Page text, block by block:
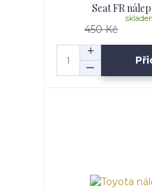
Seat FR
450 Kč